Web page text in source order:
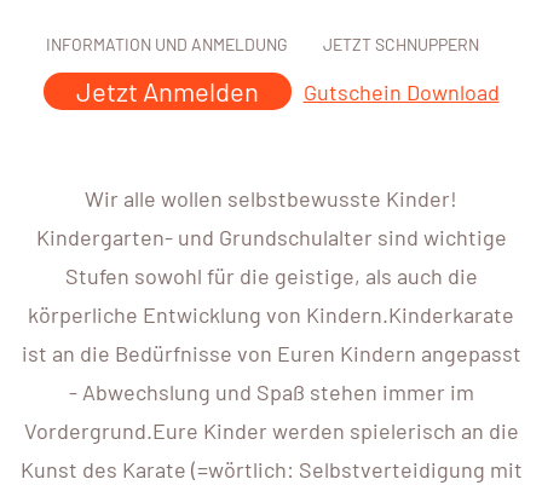
INFORMATION UND ANMELDUNG
Jetzt Anmelden
JETZT SCHNUPPERN
Gutschein Download
Wir alle wollen selbstbewusste Kinder!
Kindergarten- und Grundschulalter sind wichtige
Stufen sowohl für die geistige, als auch die
körperliche Entwicklung von Kindern.Kinderkarate
ist an die Bedürfnisse von Euren Kindern angepasst
- Abwechslung und Spaß stehen immer im
Vordergrund.Eure Kinder werden spielerisch an die
Kunst des Karate (=wörtlich: Selbstverteidigung mit